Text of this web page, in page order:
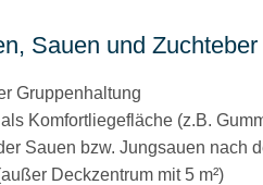
Sauen und Zuchteber
Gruppenhaltung
Komfortliegefläche (z.B.
Sauen bzw. Jungsauen nach
Deckzentrum mit 5 m²)